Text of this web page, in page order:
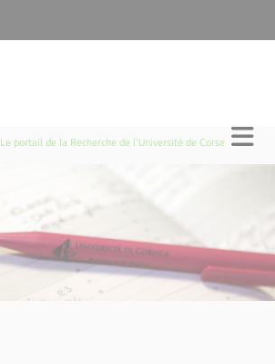
Le portail de la Recherche de l'Université de Corse